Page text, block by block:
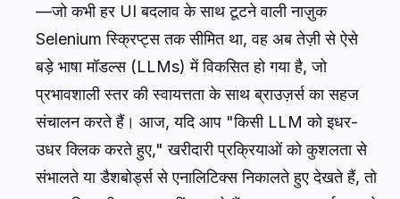
—जो कभी हर UI बदलाव के साथ टूटने वाली नाज़ुक
Selenium स्क्रिप्ट्स तक सीमित था, वह अब तेज़ी से ऐसे
बड़े भाषा मॉडल्स (LLMs) में विकसित हो गया है, जो
प्रभावशाली स्तर की स्वायत्तता के साथ ब्राउज़र्स का सहज
संचालन करते हैं। आज, यदि आप "किसी LLM को इधर-
उधर क्लिक करते हुए," खरीदारी प्रक्रियाओं को कुशलता से
संभालते या डैशबोर्ड्स से एनालिटिक्स निकालते हुए देखते हैं, तो